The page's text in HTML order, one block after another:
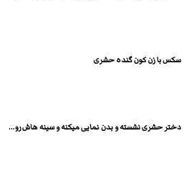
سکس با زن کون گنده حشری
دختر حشری نشسته و بدن نمایی میکنه و سینه هاش رو...